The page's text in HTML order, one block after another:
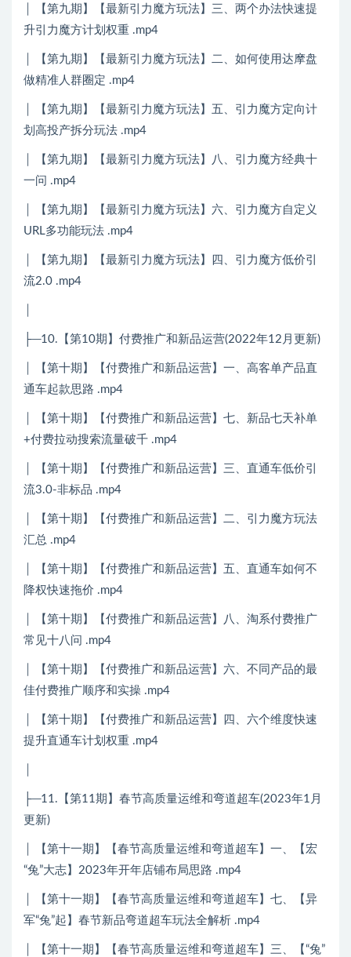
│ 【第九期】【最新引力魔方玩法】三、两个办法快速提
升引力魔方计划权重 .mp4
│ 【第九期】【最新引力魔方玩法】二、如何使用达摩盘
做精准人群圈定 .mp4
│ 【第九期】【最新引力魔方玩法】五、引力魔方定向计
划高投产拆分玩法 .mp4
│ 【第九期】【最新引力魔方玩法】八、引力魔方经典十
一问 .mp4
│ 【第九期】【最新引力魔方玩法】六、引力魔方自定义
URL多功能玩法 .mp4
│ 【第九期】【最新引力魔方玩法】四、引力魔方低价引
流2.0 .mp4
├─10.【第10期】付费推广和新品运营(2022年12月更新)
│ 【第十期】【付费推广和新品运营】一、高客单产品直
通车起款思路 .mp4
│ 【第十期】【付费推广和新品运营】七、新品七天补单
+付费拉动搜索流量破千 .mp4
│ 【第十期】【付费推广和新品运营】三、直通车低价引
流3.0-非标品 .mp4
│ 【第十期】【付费推广和新品运营】二、引力魔方玩法
汇总 .mp4
│ 【第十期】【付费推广和新品运营】五、直通车如何不
降权快速拖价 .mp4
│ 【第十期】【付费推广和新品运营】八、淘系付费推广
常见十八问 .mp4
│ 【第十期】【付费推广和新品运营】六、不同产品的最
佳付费推广顺序和实操 .mp4
│ 【第十期】【付费推广和新品运营】四、六个维度快速
提升直通车计划权重 .mp4
├─11.【第11期】春节高质量运维和弯道超车(2023年1月
更新)
│ 【第十一期】【春节高质量运维和弯道超车】一、【宏
“兔”大志】2023年开年店铺布局思路 .mp4
│ 【第十一期】【春节高质量运维和弯道超车】七、【异
军“兔”起】春节新品弯道超车玩法全解析 .mp4
│ 【第十一期】【春节高质量运维和弯道超车】三、【“兔”